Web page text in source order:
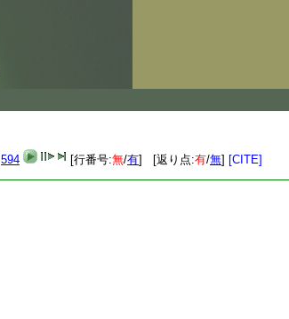
594 [行番号:無/有] [返り点:有/無] [CITE]